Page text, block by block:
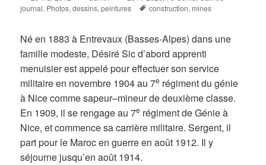
on
journal, Photos, dessins, peintures Tags
construction,mines
Né en 1883 à Entrevaux (Basses-Alpes) dans une
famille modeste, Désiré Sic d’abord apprenti
menuisier est appelé pour effectuer son service
militaire en novembre 1904 au 7e régiment du génie
à Nice comme sapeur–mineur de deuxième classe.
En 1909, il se rengage au 7e régiment de Génie à
Nice, et commence sa carrière militaire. Sergent, il
part pour le Maroc en guerre en août 1912. Il y
séjourne jusqu’en août 1914.